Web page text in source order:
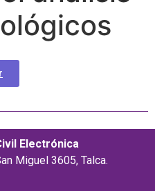
Electrónica
Miguel 3605, Talca.